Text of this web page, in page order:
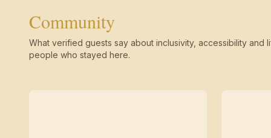
Community
What verified guests say about inclusivity, accessibility and
people who stayed here.